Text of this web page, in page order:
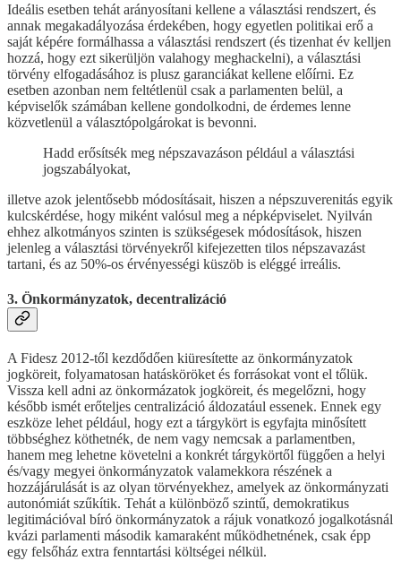
Ideális esetben tehát arányosítani kellene a választási rendszert, és
annak megakadályozása érdekében, hogy egyetlen politikai erő a
saját képére formálhassa a választási rendszert (és tizenhat év kelljen
hozzá, hogy ezt sikerüljön valahogy meghackelni), a választási
törvény elfogadásához is plusz garanciákat kellene előírni. Ez
esetben azonban nem feltétlenül csak a parlamenten belül, a
képviselők számában kellene gondolkodni, de érdemes lenne
közvetlenül a választópolgárokat is bevonni.
Hadd erősítsék meg népszavazáson például a választási
jogszabályokat,
illetve azok jelentősebb módosításait, hiszen a népszuverenitás egyik
kulcskérdése, hogy miként valósul meg a népképviselet. Nyilván
ehhez alkotmányos szinten is szükségesek módosítások, hiszen
jelenleg a választási törvényekről kifejezetten tilos népszavazást
tartani, és az 50%-os érvényességi küszöb is eléggé irreális.
3. Önkormányzatok, decentralizáció
A Fidesz 2012-től kezdődően kiüresítette az önkormányzatok
jogköreit, folyamatosan hatásköröket és forrásokat vont el tőlük.
Vissza kell adni az önkormázatok jogköreit, és megelőzni, hogy
később ismét erőteljes centralizáció áldozatául essenek. Ennek egy
eszköze lehet például, hogy ezt a tárgykört is egyfajta minősített
többséghez köthetnék, de nem vagy nemcsak a parlamentben,
hanem meg lehetne követelni a konkrét tárgykörtől függően a helyi
és/vagy megyei önkormányzatok valamekkora részének a
hozzájárulását is az olyan törvényekhez, amelyek az önkormányzati
autonómiát szűkítik. Tehát a különböző szintű, demokratikus
legitimációval bíró önkormányzatok a rájuk vonatkozó jogalkotásnál
kvázi parlamenti második kamaraként működhetnének, csak épp
egy felsőház extra fenntartási költségei nélkül.